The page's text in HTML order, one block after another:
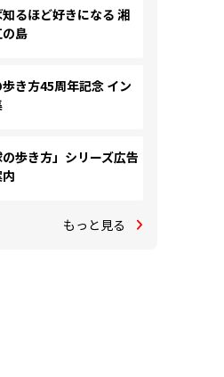
るほど好きになる 湘
島
き方45周年記念 イン
の歩き方」シリーズ広告
もっと見る